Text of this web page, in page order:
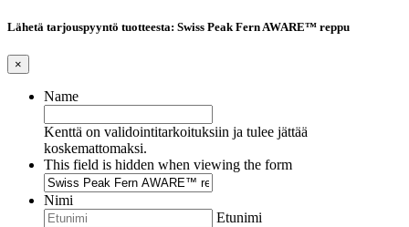
Lähetä tarjouspyyntö tuotteesta: Swiss Peak Fern AWARE™ reppu
×
Name
Kenttä on validointitarkoituksiin ja tulee jättää
koskemattomaksi.
This field is hidden when viewing the form
Nimi
Etunimi